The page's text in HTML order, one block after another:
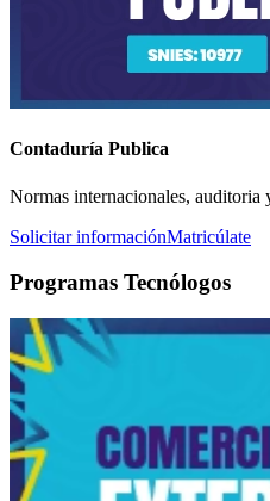
Contaduría Publica
Normas internacionales, auditoria
Solicitar informaciónMatricúlate
Programas Tecnólogos